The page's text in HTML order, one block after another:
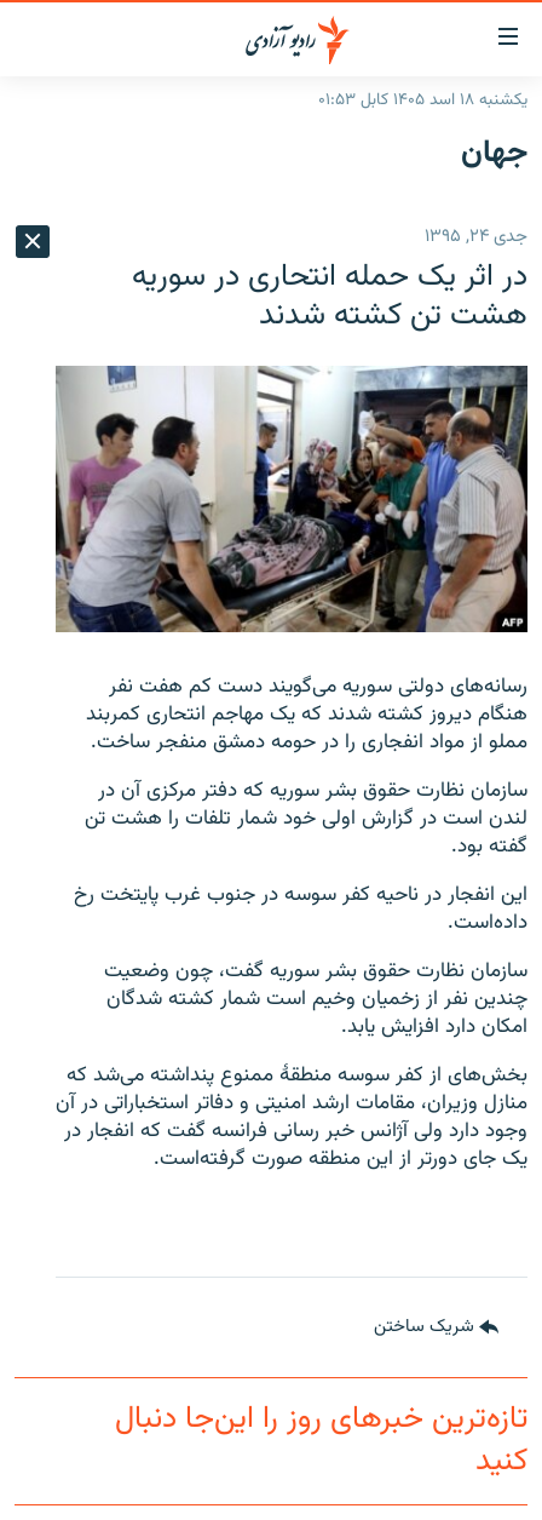
لینک‌های
قابل
دسترسی
به
بازگشت
منوی
اصلی
به
صفحه
جستجو
گزارش‌ها
منطقه
شرق میانه
افغانستان
جهان
جدول نشرات
مصاحبه‌ها
مجموعه تصویری
ورزش
بحران مهاجرت
'کووید-۱۹'
تماس
صفحه پشتو
Azadi English
به ما بپیوندید
همۀ سایت‌های رادیو آزادی/ رادیو اروپای آزاد
یکشنبه ۱۸ اسد ۱۴۰۵ کابل ۰۱:۵۳
جهان
جدی ۲۴, ۱۳۹۵
در اثر یک حمله انتحاری در سوریه
هشت تن کشته شدند
رسانه‌های دولتی سوریه می‌گویند دست کم هفت نفر
هنگام دیروز کشته شدند که یک مهاجم انتحاری کمربند
مملو از مواد انفجاری را در حومه دمشق منفجر ساخت.
سازمان نظارت حقوق بشر سوریه که دفتر مرکزی آن در
لندن است در گزارش اولی خود شمار تلفات را هشت تن
گفته بود.
این انفجار در ناحیه کفر سوسه در جنوب غرب پایتخت رخ
داده‌است.
سازمان نظارت حقوق بشر سوریه گفت، چون وضعیت
چندین نفر از زخمیان وخیم است شمار کشته شدگان
امکان دارد افزایش یابد.
بخش‌های از کفر سوسه منطقۀ ممنوع پنداشته می‌شد که
منازل وزیران، مقامات ارشد امنیتی و دفاتر استخباراتی در آن
وجود دارد ولی آژانس خبر رسانی فرانسه گفت که انفجار در
یک جای دورتر از این منطقه صورت گرفته‌است.
شریک ساختن
تازه‌ترین خبرهای روز را این‌جا دنبال
کنید